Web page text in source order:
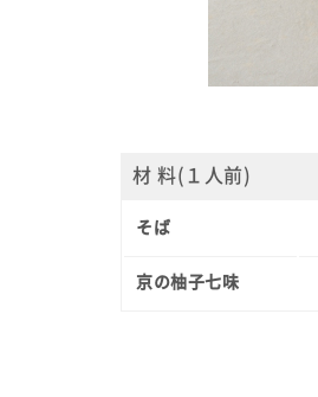
材 料(１人前)
そば
京の柚子七味